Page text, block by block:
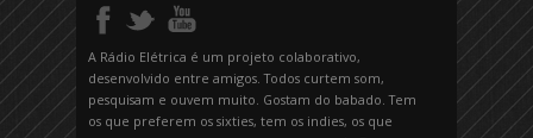
A Rádio Elétrica é um projeto colaborativo,
desenvolvido entre amigos. Todos curtem som,
pesquisam e ouvem muito. Gostam do babado. Tem
os que preferem os sixties, tem os indies, os que